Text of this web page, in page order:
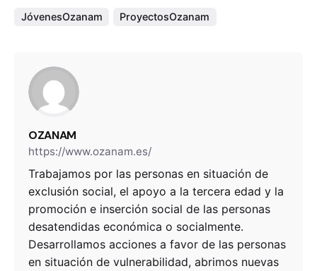
JóvenesOzanam ProyectosOzanam
OZANAM
https://www.ozanam.es/
Trabajamos por las personas en situación de
exclusión social, el apoyo a la tercera edad y la
promoción e inserción social de las personas
desatendidas económica o socialmente.
Desarrollamos acciones a favor de las personas
en situación de vulnerabilidad, abrimos nuevas